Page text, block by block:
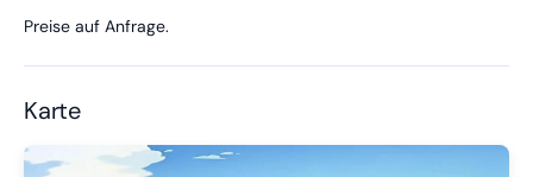
Preise auf Anfrage.
Karte